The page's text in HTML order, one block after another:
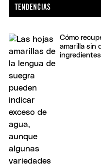
Cómo
amarilla sin